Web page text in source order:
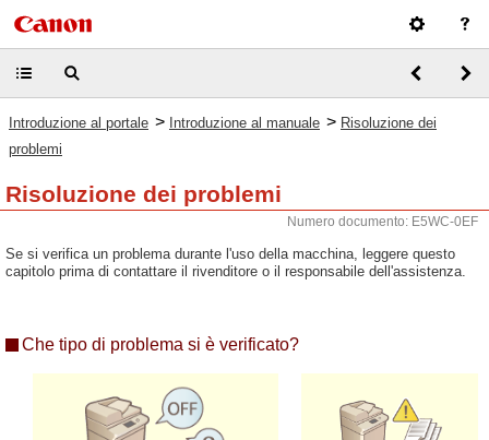
Introduzione al portale > Introduzione al manuale > Risoluzione dei
problemi
Risoluzione dei problemi
Numero documento: E5WC-0EF
Se si verifica un problema durante l'uso della macchina, leggere questo
capitolo prima di contattare il rivenditore o il responsabile dell'assistenza.
Che tipo di problema si è verificato?